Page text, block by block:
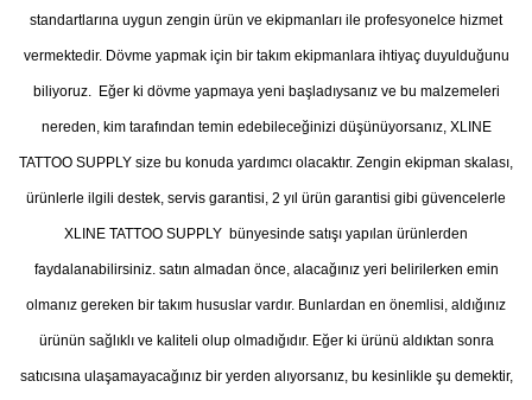
standartlarına uygun zengin ürün ve ekipmanları ile profesyonelce hizmet
vermektedir. Dövme yapmak için bir takım ekipmanlara ihtiyaç duyulduğunu
biliyoruz. Eğer ki dövme yapmaya yeni başladıysanız ve bu malzemeleri
nereden, kim tarafından temin edebileceğinizi düşünüyorsanız, XLINE
TATTOO SUPPLY size bu konuda yardımcı olacaktır. Zengin ekipman skalası,
ürünlerle ilgili destek, servis garantisi, 2 yıl ürün garantisi gibi güvencelerle
XLINE TATTOO SUPPLY bünyesinde satışı yapılan ürünlerden
faydalanabilirsiniz. satın almadan önce, alacağınız yeri belirilerken emin
olmanız gereken bir takım hususlar vardır. Bunlardan en önemlisi, aldığınız
ürünün sağlıklı ve kaliteli olup olmadığıdır. Eğer ki ürünü aldıktan sonra
satıcısına ulaşamayacağınız bir yerden alıyorsanız, bu kesinlikle şu demektir,